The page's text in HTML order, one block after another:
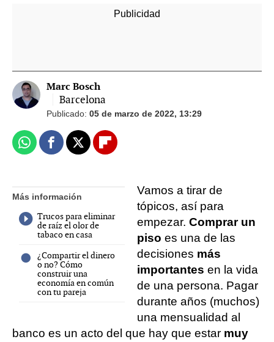
Marc Bosch
Barcelona
Publicado: 05 de marzo de 2022, 13:29
WhatsappFacebook
X Flipboard
Más información
Trucos para eliminar
de raíz el olor de
tabaco en casa
¿Compartir el dinero
o no? Cómo
construir una
economía en común
con tu pareja
Vamos a tirar de
tópicos, así para
empezar. Comprar un
piso es una de las
decisiones más
importantes en la vida
de una persona. Pagar
durante años (muchos)
una mensualidad al
banco es un acto del que hay que estar muy